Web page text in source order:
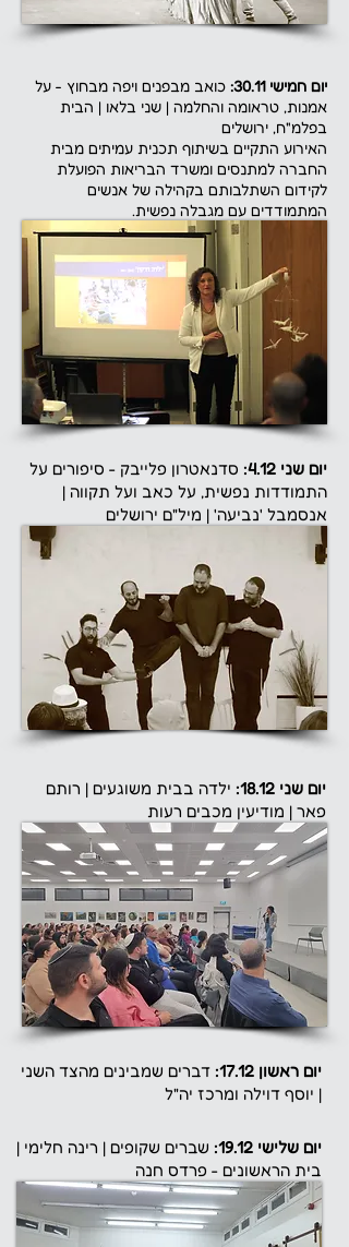
יום חמישי 30.11:
כואב מבפנים ויפה מבחוץ - על
אמנות, טראומה והחלמה | שני בלאו | הבית
בפלמ"ח, ירושלים
האירוע התקיים בשיתוף תכנית עמיתים מבית
החברה למתנסים ומשרד הבריאות הפועלת
לקידום השתלבותם בקהילה של אנשים
המתמודדים עם מגבלה נפשית.
יום שני 4.12:
סדנאטרון פלייבק - סיפורים על
התמודדות נפשית, על כאב ועל תקווה |
אנסמבל 'נביעה' | מיל"ם ירושלים
יום שני 18.12:
ילדה בבית משוגעים | רותם
פאר | מודיעין מכבים רעות
יום ראשון 17.12:
דברים שמבינים מהצד השני
| יוסף דוילה ומרכז יה"ל
יום שלישי 19.12:
שברים שקופים | רינה חלימי |
בית הראשונים - פרדס חנה